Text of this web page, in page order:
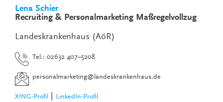
Lena Schier
Recruiting & Personalmarketing Maßregelvollzug
Landeskrankenhaus (AöR)
Tel.: 02632 407–5208
personalmarketing@landeskrankenhaus.de
XING-Profil LinkedIn-Profil